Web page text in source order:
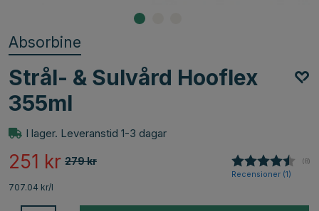
Absorbine
Strål- & Sulvård Hooflex
355ml
I lager. Leveranstid 1-3 dagar
279kr
251 kr (8)
Recensioner (1)
707.04 kr/l